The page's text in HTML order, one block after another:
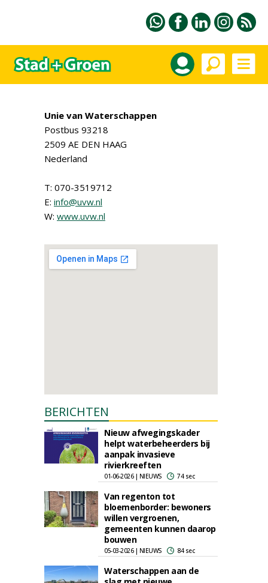
Unie van Waterschappen
Postbus 93218
2509 AE DEN HAAG
Nederland
T: 070-3519712
E: info@uvw.nl
W: www.uvw.nl
BERICHTEN
Nieuw afwegingskader
helpt waterbeheerders bij
aanpak invasieve
rivierkreeften
01-06-2026 | NIEUWS 74 sec
Van regenton tot
bloemenborder: bewoners
willen vergroenen,
gemeenten kunnen daarop
bouwen
05-03-2026 | NIEUWS 84 sec
Waterschappen aan de